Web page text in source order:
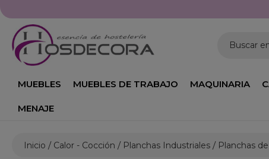
Horario: Lunes a Viernes de
Buscar
MUEBLES MUEBLES DE TRABAJO MAQUINARIA
MENAJE
Inicio Calor - Cocción Planchas Industriales Planchas